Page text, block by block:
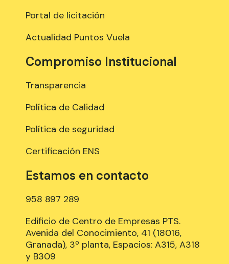
Portal de licitación
Actualidad Puntos Vuela
Compromiso Institucional
Transparencia
Política de Calidad
Política de seguridad
Certificación ENS
Estamos en contacto
958 897 289
Edificio de Centro de Empresas PTS.
Avenida del Conocimiento, 41 (18016,
Granada), 3º planta, Espacios: A315, A318
y B309